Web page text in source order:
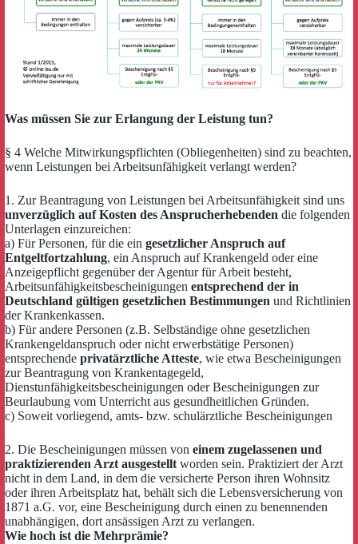
Was müssen Sie zur Erlangung der Leistung tun?
§ 4 Welche Mitwirkungspflichten (Obliegenheiten) sind zu beachten,
wenn Leistungen bei Arbeitsunfähigkeit verlangt werden?
1. Zur Beantragung von Leistungen bei Arbeitsunfähigkeit sind uns
unverzüglich auf Kosten des Ansprucherhebenden die folgenden
Unterlagen einzureichen:
a) Für Personen, für die ein gesetzlicher Anspruch auf
Entgeltfortzahlung, ein Anspruch auf Krankengeld oder eine
Anzeigepflicht gegenüber der Agentur für Arbeit besteht,
Arbeitsunfähigkeitsbescheinigungen entsprechend der in
Deutschland gültigen gesetzlichen Bestimmungen und Richtlinien
der Krankenkassen.
b) Für andere Personen (z.B. Selbständige ohne gesetzlichen
Krankengeldanspruch oder nicht erwerbstätige Personen)
entsprechende privatärztliche Atteste, wie etwa Bescheinigungen
zur Beantragung von Krankentagegeld,
Dienstunfähigkeitsbescheinigungen oder Bescheinigungen zur
Beurlaubung vom Unterricht aus gesundheitlichen Gründen.
c) Soweit vorliegend, amts- bzw. schulärztliche Bescheinigungen
2. Die Bescheinigungen müssen von einem zugelassenen und
praktizierenden Arzt ausgestellt worden sein. Praktiziert der Arzt
nicht in dem Land, in dem die versicherte Person ihren Wohnsitz
oder ihren Arbeitsplatz hat, behält sich die Lebensversicherung von
1871 a.G. vor, eine Bescheinigung durch einen zu benennenden
unabhängigen, dort ansässigen Arzt zu verlangen.
Wie hoch ist die Mehrprämie?